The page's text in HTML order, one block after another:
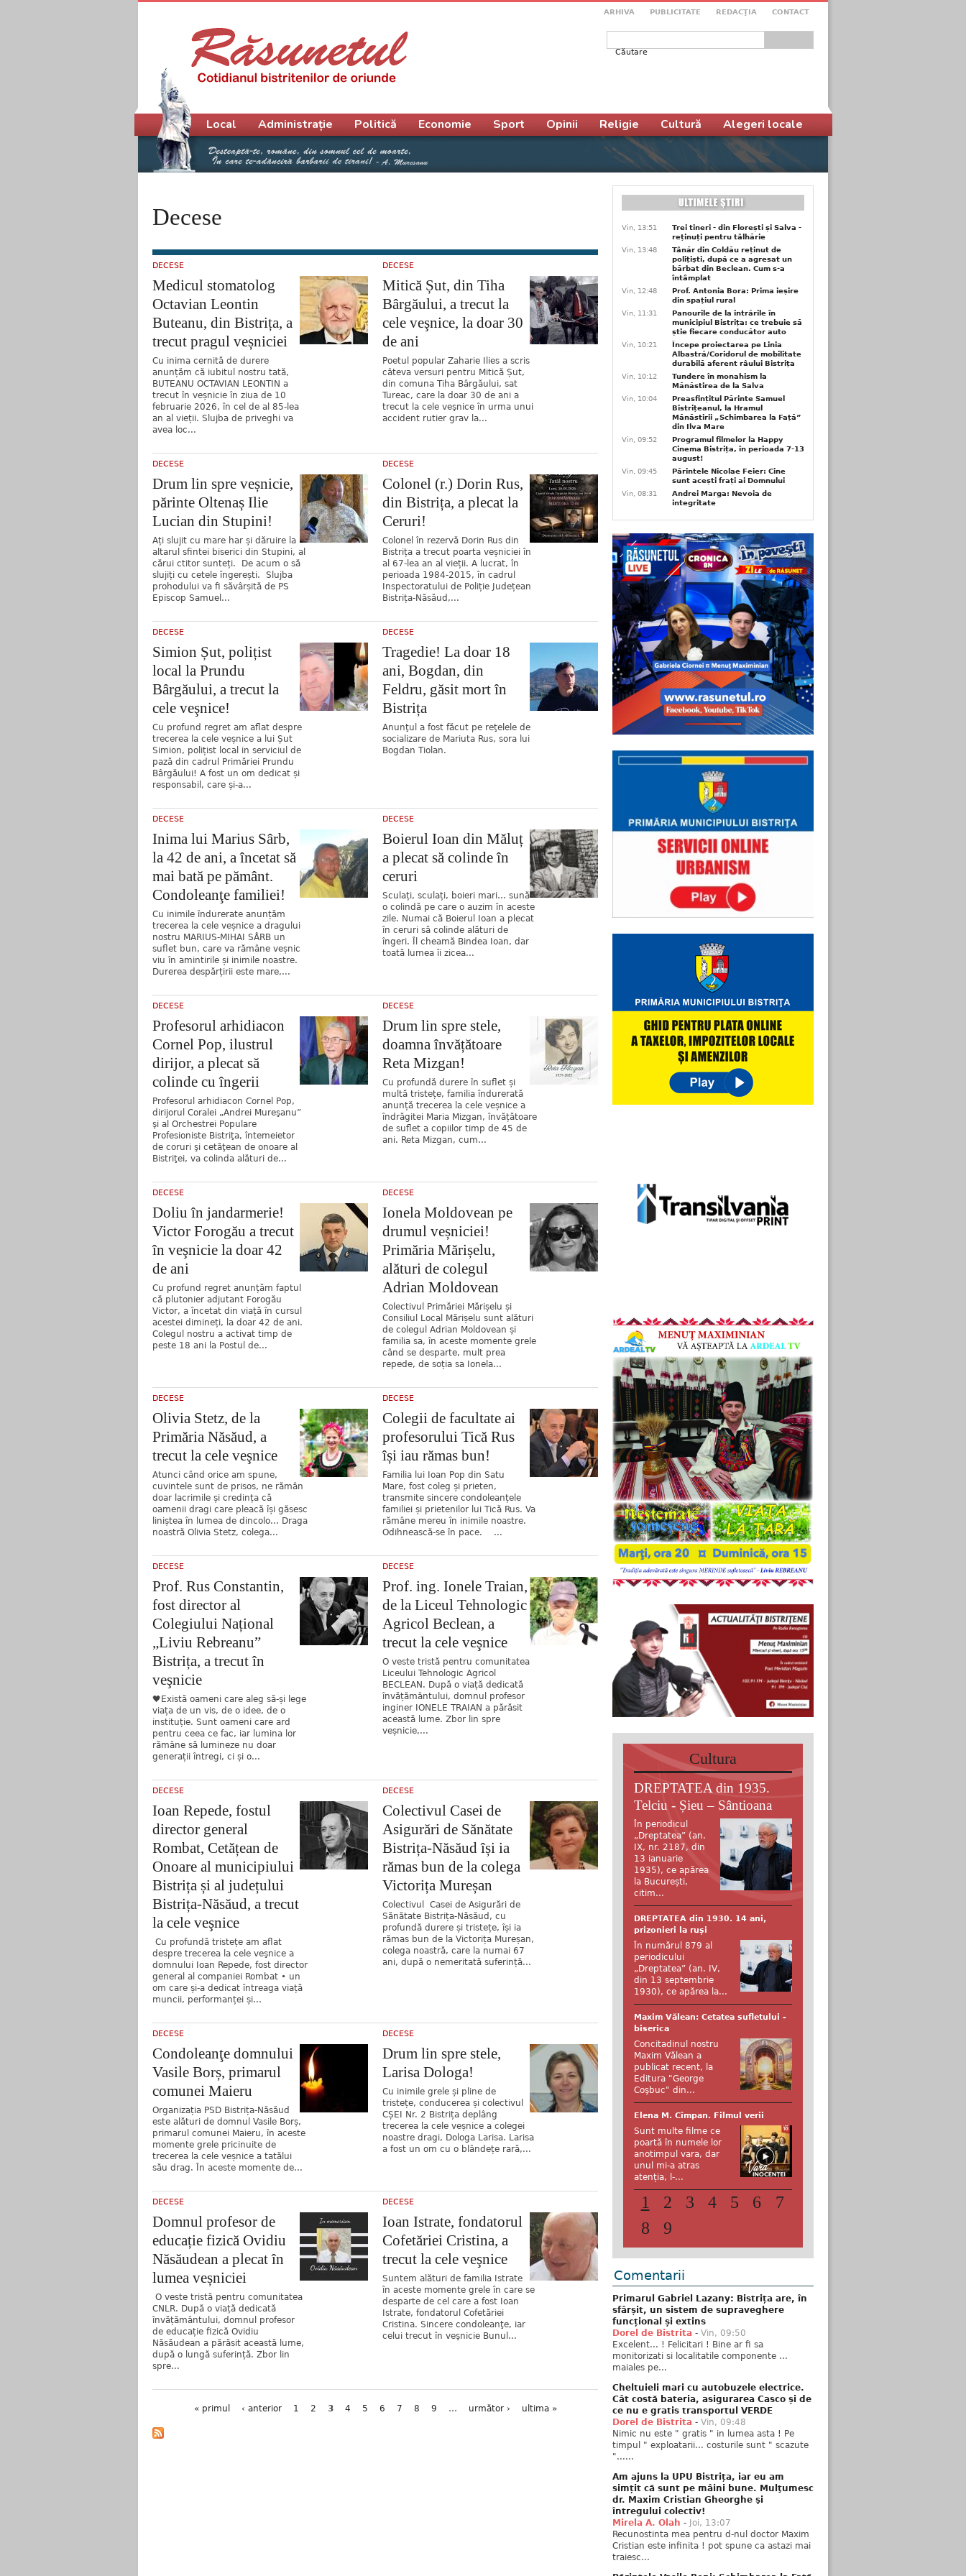
ARHIVA PUBLICITATE REDACŢIA CONTACT
Formular de căutare
Decese
DECESE
Medicul stomatolog
Octavian Leontin
Buteanu, din Bistrița, a
trecut pragul veșniciei
Cu inima cernită de durere
anunțăm că iubitul nostru tată,
BUTEANU OCTAVIAN LEONTIN a
trecut în veșnicie în ziua de 10
februarie 2026, în cel de al 85-lea
an al vieții. Slujba de priveghi va
avea loc...
DECESE
Mitică Șut, din Tiha
Bârgăului, a trecut la
cele veşnice, la doar 30
de ani
Poetul popular Zaharie Ilies a scris
câteva versuri pentru Mitică Șut,
din comuna Tiha Bârgăului, sat
Tureac, care la doar 30 de ani a
trecut la cele veşnice în urma unui
accident rutier grav la...
DECESE
Drum lin spre veșnicie,
părinte Oltenaș Ilie
Lucian din Stupini!
Ați slujit cu mare har și dăruire la
altarul sfintei biserici din Stupini, al
cărui ctitor sunteți. De acum o să
slujiți cu cetele îngerești. Slujba
prohodului va fi săvârșită de PS
Episcop Samuel...
DECESE
Colonel (r.) Dorin Rus,
din Bistrița, a plecat la
Ceruri!
Colonel în rezervă Dorin Rus din
Bistrița a trecut poarta veșniciei în
al 67-lea an al vieții. A lucrat, în
perioada 1984-2015, în cadrul
Inspectoratului de Poliție Județean
Bistrița-Năsăud,...
DECESE
Simion Șut, polițist
local la Prundu
Bârgăului, a trecut la
cele veşnice!
Cu profund regret am aflat despre
trecerea la cele veșnice a lui Șut
Simion, polițist local in serviciul de
pază din cadrul Primăriei Prundu
Bârgăului! A fost un om dedicat și
responsabil, care și-a...
DECESE
Tragedie! La doar 18
ani, Bogdan, din
Feldru, găsit mort în
Bistrița
Anunţul a fost făcut pe reţelele de
socializare de Mariuta Rus, sora lui
Bogdan Tiolan.
DECESE
Inima lui Marius Sârb,
la 42 de ani, a încetat să
mai bată pe pământ.
Condoleanţe familiei!
Cu inimile îndurerate anunțăm
trecerea la cele veșnice a dragului
nostru MARIUS-MIHAI SÂRB un
suflet bun, care va rămâne veșnic
viu în amintirile și inimile noastre.
Durerea despărțirii este mare,...
DECESE
Boierul Ioan din Măluț
a plecat să colinde în
ceruri
Sculați, sculați, boieri mari… sună
o colindă pe care o auzim în aceste
zile. Numai că Boierul Ioan a plecat
în ceruri să colinde alături de
îngeri. Îl cheamă Bindea Ioan, dar
toată lumea îi zicea...
DECESE
Profesorul arhidiacon
Cornel Pop, ilustrul
dirijor, a plecat să
colinde cu îngerii
Profesorul arhidiacon Cornel Pop,
dirijorul Coralei „Andrei Mureşanu”
şi al Orchestrei Populare
Profesioniste Bistriţa, întemeietor
de coruri şi cetăţean de onoare al
Bistriţei, va colinda alături de...
DECESE
Drum lin spre stele,
doamna învățătoare
Reta Mizgan!
Cu profundă durere în suflet și
multă tristețe, familia îndurerată
anunță trecerea la cele veșnice a
îndrăgitei Maria Mizgan, învățătoare
de suflet a copiilor timp de 45 de
ani. Reta Mizgan, cum...
DECESE
Doliu în jandarmerie!
Victor Forogău a trecut
în veşnicie la doar 42
de ani
Cu profund regret anunțăm faptul
că plutonier adjutant Forogău
Victor, a încetat din viață în cursul
acestei dimineți, la doar 42 de ani.
Colegul nostru a activat timp de
peste 18 ani la Postul de...
DECESE
Ionela Moldovean pe
drumul veșniciei!
Primăria Mărișelu,
alături de colegul
Adrian Moldovean
Colectivul Primăriei Mărișelu și
Consiliul Local Mărișelu sunt alături
de colegul Adrian Moldovean și
familia sa, în aceste momente grele
când se desparte, mult prea
repede, de soția sa Ionela...
DECESE
Olivia Stetz, de la
Primăria Năsăud, a
trecut la cele veşnice
Atunci când orice am spune,
cuvintele sunt de prisos, ne rămân
doar lacrimile și credința că
oamenii dragi care pleacă își găsesc
liniștea în lumea de dincolo... Draga
noastră Olivia Stetz, colega...
DECESE
Colegii de facultate ai
profesorului Tică Rus
își iau rămas bun!
Familia lui Ioan Pop din Satu
Mare, fost coleg și prieten,
transmite sincere condoleanțele
familiei și prietenilor lui Tică Rus. Va
rămâne mereu în inimile noastre.
Odihnească-se în pace. ...
DECESE
Prof. Rus Constantin,
fost director al
Colegiului Național
„Liviu Rebreanu”
Bistrița, a trecut în
veşnicie
🖤Există oameni care aleg să-și lege
viața de un vis, de o idee, de o
instituție. Sunt oameni care ard
pentru ceea ce fac, iar lumina lor
rămâne să lumineze nu doar
generații întregi, ci și o...
DECESE
Prof. ing. Ionele Traian,
de la Liceul Tehnologic
Agricol Beclean, a
trecut la cele veşnice
O veste tristă pentru comunitatea
Liceului Tehnologic Agricol
BECLEAN. După o viață dedicată
învățământului, domnul profesor
inginer IONELE TRAIAN a părăsit
această lume. Zbor lin spre
veșnicie,...
DECESE
Ioan Repede, fostul
director general
Rombat, Cetățean de
Onoare al municipiului
Bistrița și al județului
Bistrița-Năsăud, a trecut
la cele veşnice
Cu profundă tristețe am aflat
despre trecerea la cele veşnice a
domnului Ioan Repede, fost director
general al companiei Rombat • un
om care și-a dedicat întreaga viață
muncii, performanței și...
DECESE
Colectivul Casei de
Asigurări de Sănătate
Bistrița-Năsăud își ia
rămas bun de la colega
Victorița Mureșan
Colectivul Casei de Asigurări de
Sănătate Bistrița-Năsăud, cu
profundă durere și tristețe, își ia
rămas bun de la Victorița Mureșan,
colega noastră, care la numai 67
ani, după o nemeritată suferință...
DECESE
Condoleanţe domnului
Vasile Borș, primarul
comunei Maieru
Organizația PSD Bistrița-Năsăud
este alături de domnul Vasile Borș,
primarul comunei Maieru, în aceste
momente grele pricinuite de
trecerea la cele veșnice a tatălui
său drag. În aceste momente de...
DECESE
Drum lin spre stele,
Larisa Dologa!
Cu inimile grele și pline de
tristețe, conducerea și colectivul
CȘEI Nr. 2 Bistrița deplâng
trecerea la cele veșnice a colegei
noastre dragi, Dologa Larisa. Larisa
a fost un om cu o blândețe rară,...
DECESE
Domnul profesor de
educație fizică Ovidiu
Năsăudean a plecat în
lumea veșniciei
O veste tristă pentru comunitatea
CNLR. După o viață dedicată
învățământului, domnul profesor
de educație fizică Ovidiu
Năsăudean a părăsit această lume,
după o lungă suferință. Zbor lin
spre...
DECESE
Ioan Istrate, fondatorul
Cofetăriei Cristina, a
trecut la cele veşnice
Suntem alături de familia Istrate
în aceste momente grele în care se
desparte de cel care a fost Ioan
Istrate, fondatorul Cofetăriei
Cristina. Sincere condoleanţe, iar
celui trecut în veşnicie Bunul...
Pagini« primul ‹ anterior 1 2 3 4 5 6 7 8 9 … următor › ultima »
Meniu principal
Local Administrație Politică Economie Sport Opinii Religie Cultură Alegeri locale
Vin, 13:51
Trei tineri - din Florești și Salva -
reținuți pentru tâlhărie
Vin, 13:48
Tânăr din Coldău reținut de
polițiști, după ce a agresat un
bărbat din Beclean. Cum s-a
întâmplat
Vin, 12:48
Prof. Antonia Bora: Prima ieșire
din spațiul rural
Vin, 11:31
Panourile de la intrările în
municipiul Bistrița: ce trebuie să
știe fiecare conducător auto
Vin, 10:21
Începe proiectarea pe Linia
Albastră/Coridorul de mobilitate
durabilă aferent râului Bistrița
Vin, 10:12
Tundere în monahism la
Mănăstirea de la Salva
Vin, 10:04
Preasfințitul Părinte Samuel
Bistrițeanul, la Hramul
Mănăstirii „Schimbarea la Față”
din Ilva Mare
Vin, 09:52
Programul filmelor la Happy
Cinema Bistrița, în perioada 7-13
august!
Vin, 09:45
Părintele Nicolae Feier: Cine
sunt acești frați ai Domnului
Vin, 08:31
Andrei Marga: Nevoia de
integritate
Cultura
DREPTATEA din 1935.
Telciu - Șieu – Sântioana
În periodicul
„Dreptatea” (an.
IX, nr. 2187, din
13 ianuarie
1935), ce apărea
la București,
citim...
DREPTATEA din 1930. 14 ani,
prizonieri la ruși
În numărul 879 al
periodicului
„Dreptatea” (an. IV,
din 13 septembrie
1930), ce apărea la...
Maxim Vălean: Cetatea sufletului -
biserica
Concitadinul nostru
Maxim Vălean a
publicat recent, la
Editura "George
Coşbuc" din...
Elena M. Cîmpan. Filmul verii
Sunt multe filme ce
poartă în numele lor
anotimpul vara, dar
unul mi-a atras
atenția, l-...
1 2 3 4 5 6
7
8
9
Comentarii
Primarul Gabriel Lazany: Bistrița are, în
sfârșit, un sistem de supraveghere
funcțional și extins
Dorel de Bistrita - Vin, 09:50
Excelent... ! Felicitari ! Bine ar fi sa
monitorizati si localitatile componente ...
maiales pe...
Cheltuieli mari cu autobuzele electrice.
Cât costă bateria, asigurarea Casco și de
ce nu e gratis transportul VERDE
Dorel de Bistrita - Vin, 09:48
Nimic nu este " gratis " in lumea asta ! Pe
timpul " exploatarii... costurile sunt " scazute
"......
Am ajuns la UPU Bistrița, iar eu am
simțit că sunt pe mâini bune. Mulţumesc
dr. Maxim Cristian Gheorghe şi
întregului colectiv!
Mirela A. Olah - Joi, 13:07
Recunostinta mea pentru d-nul doctor Maxim
Cristian este infinita ! pot spune ca astazi mai
traiesc...